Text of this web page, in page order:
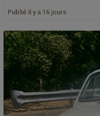
Publié il y a 16 jours